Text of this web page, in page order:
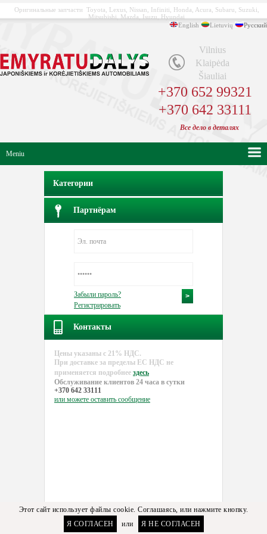
Оригинальные запчасти Toyota, Lexus, Nissan, Infiniti, Honda, Acura, Subaru, Suzuki,
Mitsubishi, Mazda, Isuzu, Hyundai
English
Lietuvių Русский
Vilnius
Klaipėda
Šiauliai
+370 652 99321
+370 642 33111
Bсе дело в деталях
Meniu
Категории
Партнёрам
Забыли пароль?
Регистрировать
Контакты
Цены указаны с 21% НДС.
При доставке за пределы EC НДС не
применяется подробнее здесь
Обслуживание клиентов 24 часа в сутки
+370 642 33111
или можете оставить сообщение
Этот сайт использует файлы cookie. Соглашаясь, или нажмите кнопку.
Я СОГЛАСЕН
или Я НЕ СОГЛАСЕН